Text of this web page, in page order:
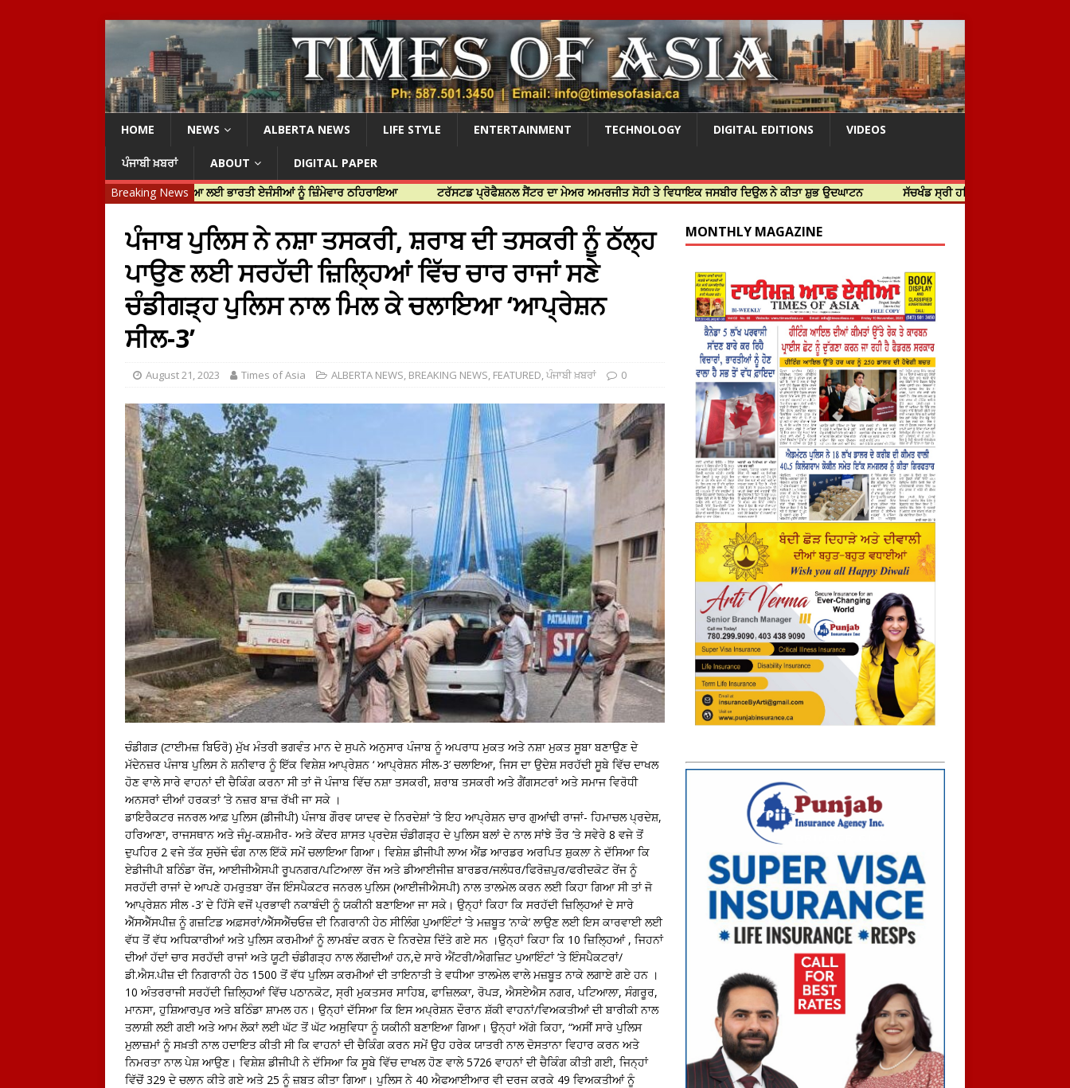
HOME NEWS ALBERTA NEWS LIFE STYLE ENTERTAINMENT TECHNOLOGY DIGITAL EDITIONS VIDEOS
ਪੰਜਾਬੀ ਖ਼ਬਰਾਂ ABOUT
DIGITAL PAPER
Breaking News
ਟਰੂਡੋ ਨੇ ਹਰਦੀਪ ਨਿੱਝਰ ਦੀ ਹੱਤਿਆ ਲਈ ਭਾਰਤੀ ਏਜੰਸੀਆਂ ਨੂੰ ਜ਼ਿੰਮੇਵਾਰ ਠਹਿਰਾਇਆ ਟਰੱਸਟਡ ਪ੍ਰੋਫੈਸ਼ਨਲ ਸੈਂਟਰ ਦਾ ਮੇਅਰ ਅਮਰਜੀਤ ਸੋਹੀ ਤੇ ਵਿਧਾਇਕ ਜਸਬੀਰ ਦਿਉਲ ਨੇ ਕੀਤਾ ਸ਼ੁਭ ਉਦਘਾਟਨ ਸੱਚਖੰਡ ਸ੍ਰੀ ਹਰਿਮੰਦਰ ਸਾਹਿਬ ਵਿਖੇ ਸਜੇ ਜਲੌਅ
ਪੰਜਾਬ ਪੁਲਿਸ ਨੇ ਨਸ਼ਾ ਤਸਕਰੀ, ਸ਼ਰਾਬ ਦੀ ਤਸਕਰੀ ਨੂੰ ਠੱਲ੍ਹ
ਪਾਉਣ ਲਈ ਸਰਹੱਦੀ ਜ਼ਿਲ੍ਹਿਆਂ ਵਿੱਚ ਚਾਰ ਰਾਜਾਂ ਸਣੇ
ਚੰਡੀਗੜ੍ਹ ਪੁਲਿਸ ਨਾਲ ਮਿਲ ਕੇ ਚਲਾਇਆ ‘ਆਪ੍ਰੇਸ਼ਨ
ਸੀਲ-3’
August 21, 2023 Times of Asia ALBERTA NEWS, BREAKING NEWS, FEATURED,ਪੰਜਾਬੀ ਖ਼ਬਰਾਂ 0
ਚੰਡੀਗੜ (ਟਾਈਮਜ਼ ਬਿਓਰੋ) ਮੁੱਖ ਮੰਤਰੀ ਭਗਵੰਤ ਮਾਨ ਦੇ ਸੁਪਨੇ ਅਨੁਸਾਰ ਪੰਜਾਬ ਨੂੰ ਅਪਰਾਧ ਮੁਕਤ ਅਤੇ ਨਸ਼ਾ ਮੁਕਤ ਸੂਬਾ ਬਣਾਉਣ ਦੇ
ਮੱਦੇਨਜ਼ਰ ਪੰਜਾਬ ਪੁਲਿਸ ਨੇ ਸ਼ਨੀਵਾਰ ਨੂੰ ਇੱਕ ਵਿਸ਼ੇਸ਼ ਆਪ੍ਰੇਸ਼ਨ ‘ ਆਪ੍ਰੇਸ਼ਨ ਸੀਲ-3’ ਚਲਾਇਆ, ਜਿਸ ਦਾ ਉਦੇਸ਼ ਸਰਹੱਦੀ ਸੂਬੇ ਵਿੱਚ ਦਾਖਲ
ਹੋਣ ਵਾਲੇ ਸਾਰੇ ਵਾਹਨਾਂ ਦੀ ਚੈਕਿੰਗ ਕਰਨਾ ਸੀ ਤਾਂ ਜੋ ਪੰਜਾਬ ਵਿੱਚ ਨਸ਼ਾ ਤਸਕਰੀ, ਸ਼ਰਾਬ ਤਸਕਰੀ ਅਤੇ ਗੈਂਗਸਟਰਾਂ ਅਤੇ ਸਮਾਜ ਵਿਰੋਧੀ
ਅਨਸਰਾਂ ਦੀਆਂ ਹਰਕਤਾਂ ’ਤੇ ਨਜ਼ਰ ਬਾਜ਼ ਰੱਖੀ ਜਾ ਸਕੇ ।
ਡਾਇਰੈਕਟਰ ਜਨਰਲ ਆਫ਼ ਪੁਲਿਸ (ਡੀਜੀਪੀ) ਪੰਜਾਬ ਗੌਰਵ ਯਾਦਵ ਦੇ ਨਿਰਦੇਸ਼ਾਂ ’ਤੇ ਇਹ ਆਪ੍ਰੇਸ਼ਨ ਚਾਰ ਗੁਆਂਢੀ ਰਾਜਾਂ- ਹਿਮਾਚਲ ਪ੍ਰਦੇਸ਼,
ਹਰਿਆਣਾ, ਰਾਜਸਥਾਨ ਅਤੇ ਜੰਮੂ-ਕਸ਼ਮੀਰ- ਅਤੇ ਕੇਂਦਰ ਸ਼ਾਸਤ ਪ੍ਰਦੇਸ਼ ਚੰਡੀਗੜ੍ਹ ਦੇ ਪੁਲਿਸ ਬਲਾਂ ਦੇ ਨਾਲ ਸਾਂਝੇ ਤੌਰ ’ਤੇ ਸਵੇਰੇ 8 ਵਜੇ ਤੋਂ
ਦੁਪਹਿਰ 2 ਵਜੇ ਤੱਕ ਸੁਚੱਜੇ ਢੰਗ ਨਾਲ ਇੱਕੋ ਸਮੇਂ ਚਲਾਇਆ ਗਿਆ। ਵਿਸ਼ੇਸ਼ ਡੀਜੀਪੀ ਲਾਅ ਐਂਡ ਆਰਡਰ ਅਰਪਿਤ ਸ਼ੁਕਲਾ ਨੇ ਦੱਸਿਆ ਕਿ
ਏਡੀਜੀਪੀ ਬਠਿੰਡਾ ਰੇਂਜ, ਆਈਜੀਐਸਪੀ ਰੂਪਨਗਰ/ਪਟਿਆਲਾ ਰੇਂਜ ਅਤੇ ਡੀਆਈਜੀਜ਼ ਬਾਰਡਰ/ਜਲੰਧਰ/ਫਿਰੋਜ਼ਪੁਰ/ਫਰੀਦਕੋਟ ਰੇਂਜ ਨੂੰ
ਸਰਹੱਦੀ ਰਾਜਾਂ ਦੇ ਆਪਣੇ ਹਮਰੁਤਬਾ ਰੇਂਜ ਇੰਸਪੈਕਟਰ ਜਨਰਲ ਪੁਲਿਸ (ਆਈਜੀਐਸਪੀ) ਨਾਲ ਤਾਲਮੇਲ ਕਰਨ ਲਈ ਕਿਹਾ ਗਿਆ ਸੀ ਤਾਂ ਜੋ
‘ਆਪ੍ਰੇਸ਼ਨ ਸੀਲ -3’ ਦੇ ਹਿੱਸੇ ਵਜੋਂ ਪ੍ਰਭਾਵੀ ਨਕਾਬੰਦੀ ਨੂੰ ਯਕੀਨੀ ਬਣਾਇਆ ਜਾ ਸਕੇ। ਉਨ੍ਹਾਂ ਕਿਹਾ ਕਿ ਸਰਹੱਦੀ ਜ਼ਿਲਿ੍ਹਆਂ ਦੇ ਸਾਰੇ
ਐੱਸਐੱਸਪੀਜ਼ ਨੂੰ ਗਜ਼ਟਿਡ ਅਫ਼ਸਰਾਂ/ਐੱਸਐੱਚਓਜ਼ ਦੀ ਨਿਗਰਾਨੀ ਹੇਠ ਸੀਲਿੰਗ ਪੁਆਇੰਟਾਂ ’ਤੇ ਮਜ਼ਬੂਤ ’ਨਾਕੇ’ ਲਾਉਣ ਲਈ ਇਸ ਕਾਰਵਾਈ ਲਈ
ਵੱਧ ਤੋਂ ਵੱਧ ਅਧਿਕਾਰੀਆਂ ਅਤੇ ਪੁਲਿਸ ਕਰਮੀਆਂ ਨੂੰ ਲਾਮਬੰਦ ਕਰਨ ਦੇ ਨਿਰਦੇਸ਼ ਦਿੱਤੇ ਗਏ ਸਨ ।ਉਨ੍ਹਾਂ ਕਿਹਾ ਕਿ 10 ਜ਼ਿਲਿ੍ਹਆਂ , ਜਿਹਨਾਂ
ਦੀਆਂ ਹੱਦਾਂ ਚਾਰ ਸਰਹੱਦੀ ਰਾਜਾਂ ਅਤੇ ਯੂਟੀ ਚੰਡੀਗੜ੍ਹ ਨਾਲ ਲੱਗਦੀਆਂ ਹਨ,ਦੇ ਸਾਰੇ ਐਂਟਰੀ/ਐਗਜ਼ਿਟ ਪੁਆਇੰਟਾਂ ’ਤੇ ਇੰਸਪੈਕਟਰਾਂ/
ਡੀ.ਐਸ.ਪੀਜ਼ ਦੀ ਨਿਗਰਾਨੀ ਹੇਠ 1500 ਤੋਂ ਵੱਧ ਪੁਲਿਸ ਕਰਮੀਆਂ ਦੀ ਤਾਇਨਾਤੀ ਤੇ ਵਧੀਆ ਤਾਲਮੇਲ ਵਾਲੇ ਮਜ਼ਬੂਤ ਨਾਕੇ ਲਗਾਏ ਗਏ ਹਨ ।
10 ਅੰਤਰਰਾਜੀ ਸਰਹੱਦੀ ਜ਼ਿਲਿ੍ਹਆਂ ਵਿੱਚ ਪਠਾਨਕੋਟ, ਸ੍ਰੀ ਮੁਕਤਸਰ ਸਾਹਿਬ, ਫਾਜ਼ਿਲਕਾ, ਰੋਪੜ, ਐਸਏਐਸ ਨਗਰ, ਪਟਿਆਲਾ, ਸੰਗਰੂਰ,
ਮਾਨਸਾ, ਹੁਸ਼ਿਆਰਪੁਰ ਅਤੇ ਬਠਿੰਡਾ ਸ਼ਾਮਲ ਹਨ। ਉਨ੍ਹਾਂ ਦੱਸਿਆ ਕਿ ਇਸ ਅਪ੍ਰੇਸ਼ਨ ਦੌਰਾਨ ਸ਼ੱਕੀ ਵਾਹਨਾਂ/ਵਿਅਕਤੀਆਂ ਦੀ ਬਾਰੀਕੀ ਨਾਲ
ਤਲਾਸ਼ੀ ਲਈ ਗਈ ਅਤੇ ਆਮ ਲੋਕਾਂ ਲਈ ਘੱਟ ਤੋਂ ਘੱਟ ਅਸੁਵਿਧਾ ਨੂੰ ਯਕੀਨੀ ਬਣਾਇਆ ਗਿਆ। ਉਨ੍ਹਾਂ ਅੱਗੇ ਕਿਹਾ, “ਅਸੀਂ ਸਾਰੇ ਪੁਲਿਸ
ਮੁਲਾਜ਼ਮਾਂ ਨੂੰ ਸਖ਼ਤੀ ਨਾਲ ਹਦਾਇਤ ਕੀਤੀ ਸੀ ਕਿ ਵਾਹਨਾਂ ਦੀ ਚੈਕਿੰਗ ਕਰਨ ਸਮੇਂ ਉਹ ਹਰੇਕ ਯਾਤਰੀ ਨਾਲ ਦੋਸਤਾਨਾ ਵਿਹਾਰ ਕਰਨ ਅਤੇ
ਨਿਮਰਤਾ ਨਾਲ ਪੇਸ਼ ਆਉਣ। ਵਿਸ਼ੇਸ਼ ਡੀਜੀਪੀ ਨੇ ਦੱਸਿਆ ਕਿ ਸੂਬੇ ਵਿੱਚ ਦਾਖਲ ਹੋਣ ਵਾਲੇ 5726 ਵਾਹਨਾਂ ਦੀ ਚੈਕਿੰਗ ਕੀਤੀ ਗਈ, ਜਿਨ੍ਹਾਂ
ਵਿੱਚੋਂ 329 ਦੇ ਚਲਾਨ ਕੀਤੇ ਗਏ ਅਤੇ 25 ਨੂੰ ਜ਼ਬਤ ਕੀਤਾ ਗਿਆ। ਪੁਲਿਸ ਨੇ 40 ਐਫਆਈਆਰ ਵੀ ਦਰਜ ਕਰਕੇ 49 ਵਿਅਕਤੀਆਂ ਨੂੰ
MONTHLY MAGAZINE